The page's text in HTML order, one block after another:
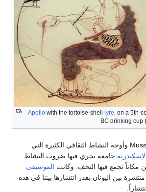
Apollo with the tortoise-shell lyre, on a 5th-
BC drinking cup (
مخصص لربات الفن Muses وأوجه النشاط الثقافي الكثيرة التي
جامعة تجري فيها ضروب النشاط
مكاناً تجمع فيها التحف. وكانت الموسيقى
بين اليونان بقدر انتشارها بيننا في هذه